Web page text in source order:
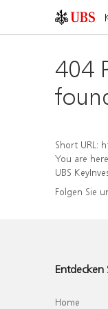
404
Short URL:
You are
UBS
Folgen Sie
Entdecken
Home